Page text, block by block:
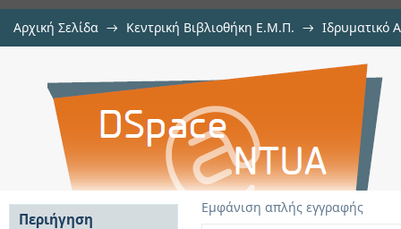
Αρχική Σελίδα → Κεντρική Βιβλιοθήκη Ε.Μ.Π. → Ιδρυματικό
Σχεδίαση και Υλοποίηση
Εμφάνιση απλής εγγραφής
Περιήγηση